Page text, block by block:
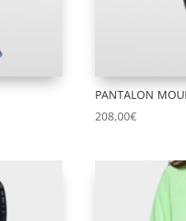
PANTALON
208,00€